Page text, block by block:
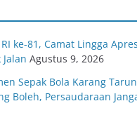
ke-81, Camat Lingga
Agustus 9, 2026
Sepak Bola Karang
Boleh, Persaudaraan